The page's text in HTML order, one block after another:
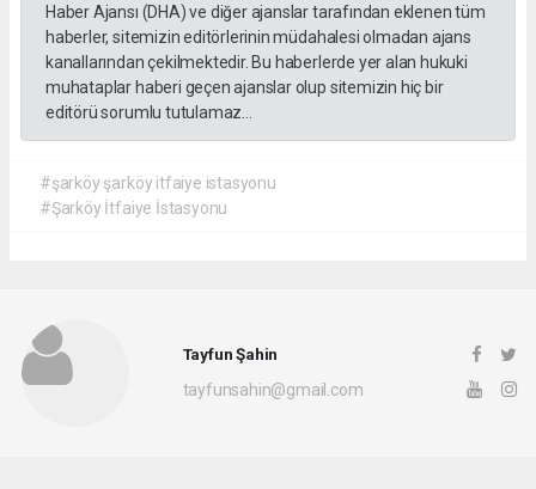
Haber Ajansı (DHA) ve diğer ajanslar tarafından eklenen tüm
haberler, sitemizin editörlerinin müdahalesi olmadan ajans
kanallarından çekilmektedir. Bu haberlerde yer alan hukuki
muhataplar haberi geçen ajanslar olup sitemizin hiç bir
editörü sorumlu tutulamaz...
#şarköy şarköy itfaiye istasyonu
#Şarköy İtfaiye İstasyonu
Tayfun Şahin
tayfunsahin@gmail.com